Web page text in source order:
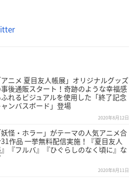
アニメ 夏目友人帳展」オリジナルグッズ
後通販スタート！奇跡のような幸福感
れるビジュアルを使用した「終了記念
ンバスボード」登場
2020年8月12日
妖怪・ホラー」がテーマの人気アニメ合
作品 一挙無料配信実施！『夏目友人
『フルバ』『ひぐらしのなく頃に』な
2020年8月11日